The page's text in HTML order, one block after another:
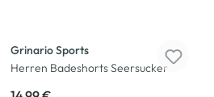
Grinario Sports
Herren Badeshorts Seersucker